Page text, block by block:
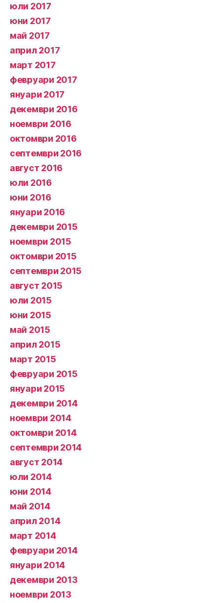
юли 2017
юни 2017
май 2017
април 2017
март 2017
февруари 2017
януари 2017
декември 2016
ноември 2016
октомври 2016
септември 2016
август 2016
юли 2016
юни 2016
януари 2016
декември 2015
ноември 2015
октомври 2015
септември 2015
август 2015
юли 2015
юни 2015
май 2015
април 2015
март 2015
февруари 2015
януари 2015
декември 2014
ноември 2014
октомври 2014
септември 2014
август 2014
юли 2014
юни 2014
май 2014
април 2014
март 2014
февруари 2014
януари 2014
декември 2013
ноември 2013